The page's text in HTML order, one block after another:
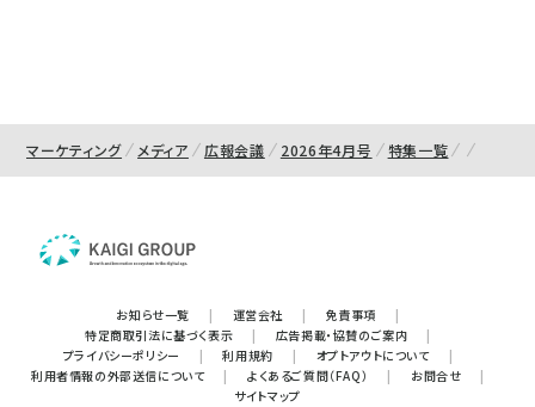
マーケティング メディア 広報会議 2026年4月号 特集一覧
お知らせ一覧 | 運営会社 | 免責事項
|
特定商取引法に基づく表示
| 広告掲載・協賛のご案内
|
プライバシーポリシー
| 利用規約 | オプトアウトについて
|
利用者情報の外部送信について
| よくあるご質問（FAQ） | お問合せ
|
サイトマップ